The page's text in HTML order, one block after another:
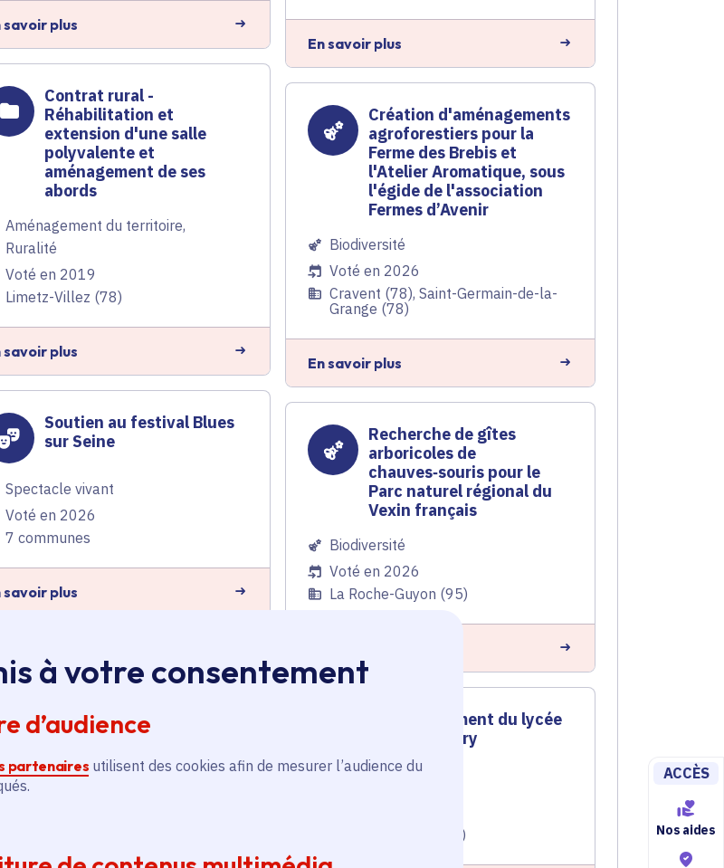
à votre consentement
d’audience
partenaires utilisent des cookies afin de mesurer l’audience du
ACCÈS
Nos aides
savoir plus
En savoir plus
Contrat rural -
Réhabilitation et
extension d'une salle
polyvalente et
aménagement de ses
abords
Aménagement du territoire,
Ruralité
Voté en 2019
Limetz-Villez (78)
savoir plus
Création d'aménagements
agroforestiers pour la
Ferme des Brebis et
l'Atelier Aromatique, sous
l'égide de l'association
Fermes d’Avenir
Biodiversité
Voté en 2026
Cravent (78), Saint-Germain-de-la-
Grange (78)
En savoir plus
Soutien au festival Blues
sur Seine
Spectacle vivant
Voté en 2026
7 communes
savoir plus
Recherche de gîtes
arboricoles de
chauves‑souris pour le
Parc naturel régional du
Vexin français
Biodiversité
Voté en 2026
La Roche-Guyon (95)
Acquisition de clôtures,
installation et évaluation
réserve de la Boucle de
Moisson pour
Île‑de‑France Nature
Biodiversité
(78)
Fonctionnement du lycée
Saint-Exupéry
Mantes-la-Jolie (78)